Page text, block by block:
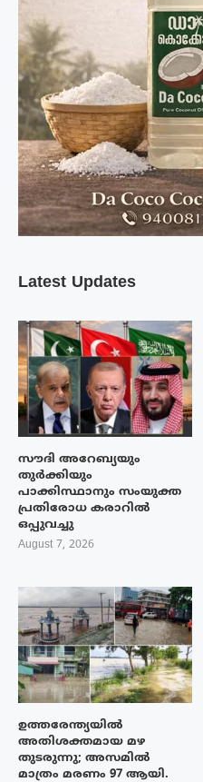
Latest Updates
സൗദി അറേബ്യയും
തുർക്കിയും
പാക്കിസ്ഥാനും സംയുക്ത
പ്രതിരോധ കരാറിൽ
ഒപ്പുവച്ചു
August 7, 2026
ഉത്തരേന്ത്യയിൽ
അതിശക്തമായ മഴ
തുടരുന്നു; അസമിൽ
മാത്രം മരണം 97 ആയി.